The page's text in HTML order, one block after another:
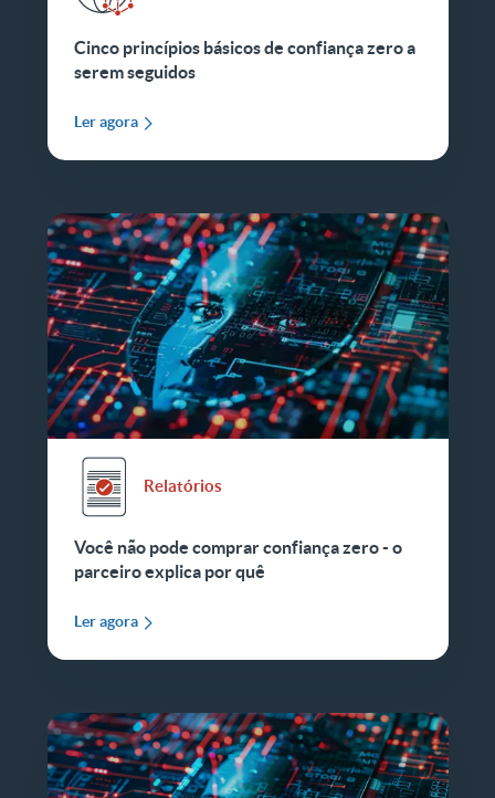
Cinco princípios básicos de confiança zero a
serem seguidos
Ler agora
Relatórios
Você não pode comprar confiança zero - o
parceiro explica por quê
Ler agora